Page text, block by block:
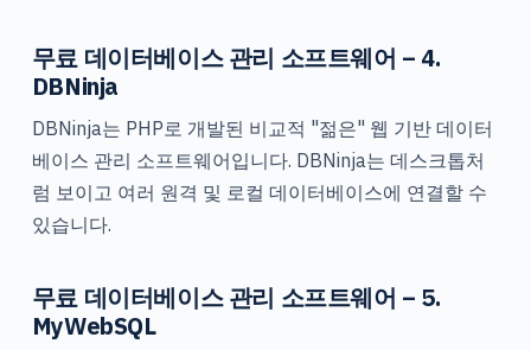
무료 데이터베이스 관리 소프트웨어 – 4.
DBNinja
DBNinja는 PHP로 개발된 비교적 "젊은" 웹 기반 데이터
베이스 관리 소프트웨어입니다. DBNinja는 데스크톱처
럼 보이고 여러 원격 및 로컬 데이터베이스에 연결할 수
있습니다.
무료 데이터베이스 관리 소프트웨어 – 5.
MyWebSQL